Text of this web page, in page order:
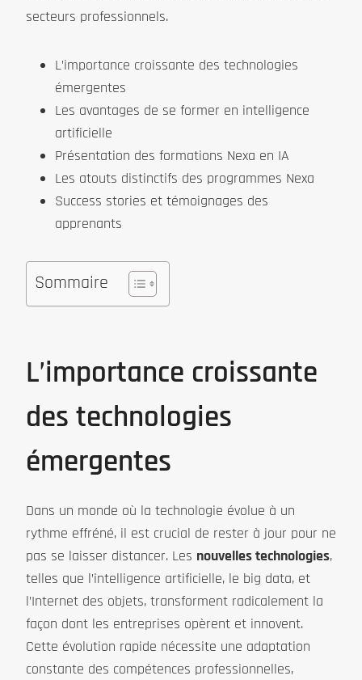
secteurs professionnels.
L’importance croissante des technologies
émergentes
Les avantages de se former en intelligence
artificielle
Présentation des formations Nexa en IA
Les atouts distinctifs des programmes Nexa
Success stories et témoignages des
apprenants
Sommaire
L’importance croissante
des technologies
émergentes
Dans un monde où la technologie évolue à un
rythme effréné, il est crucial de rester à jour pour ne
pas se laisser distancer. Les nouvelles technologies,
telles que l’intelligence artificielle, le big data, et
l’Internet des objets, transforment radicalement la
façon dont les entreprises opèrent et innovent.
Cette évolution rapide nécessite une adaptation
constante des compétences professionnelles,